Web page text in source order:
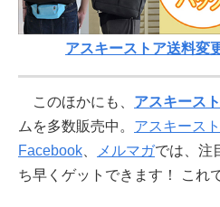
アスキーストア送料変
このほかにも、 アスキース
ムを多数販売中。 アスキース
Facebook
メルマガでは、注
ち早くゲットできます！ これ